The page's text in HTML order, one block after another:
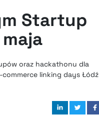
Startup
oraz hackathonu dla
linking days Łódź